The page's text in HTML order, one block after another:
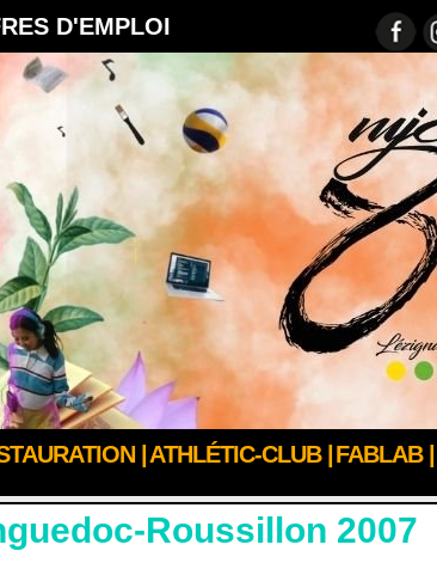
D'EMPLOI
| ATHLÉTIC-CLUB | FABLAB |
Roussillon 2007